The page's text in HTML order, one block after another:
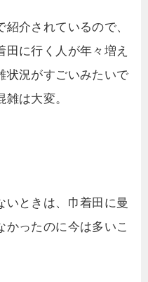
介されているので、
に行く人が年々増え
状況がすごいみたいで
は大変。
いときは、巾着田に曼
かったのに今は多いこ